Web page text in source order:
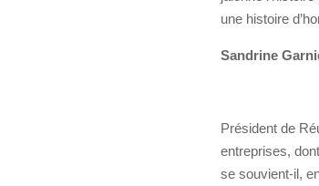
une histoire
Sandrine
Président de
entreprises,
se souvient-il,